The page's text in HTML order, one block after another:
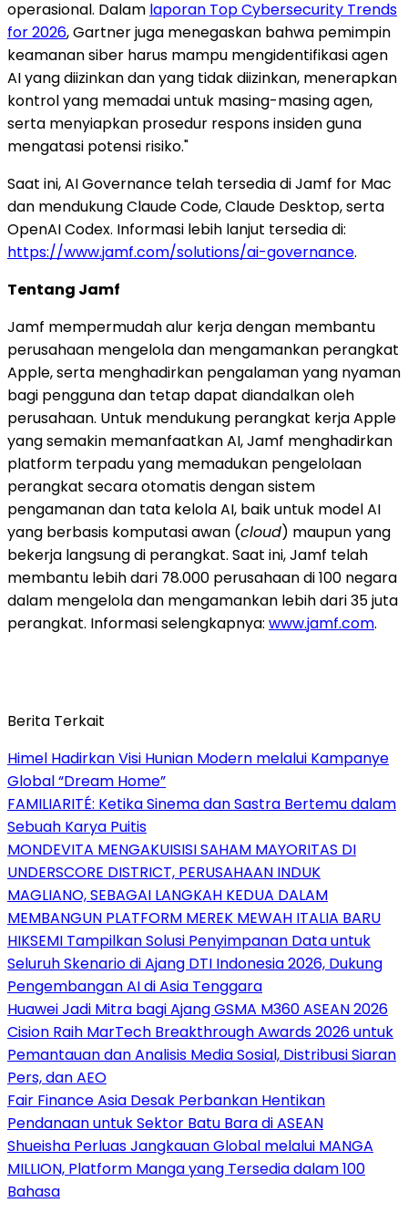
operasional. Dalam laporan Top Cybersecurity Trends
for 2026, Gartner juga menegaskan bahwa pemimpin
keamanan siber harus mampu mengidentifikasi agen
AI yang diizinkan dan yang tidak diizinkan, menerapkan
kontrol yang memadai untuk masing-masing agen,
serta menyiapkan prosedur respons insiden guna
mengatasi potensi risiko."
Saat ini, AI Governance telah tersedia di Jamf for Mac
dan mendukung Claude Code, Claude Desktop, serta
OpenAI Codex. Informasi lebih lanjut tersedia di:
https://www.jamf.com/solutions/ai-governance.
Tentang Jamf
Jamf mempermudah alur kerja dengan membantu
perusahaan mengelola dan mengamankan perangkat
Apple, serta menghadirkan pengalaman yang nyaman
bagi pengguna dan tetap dapat diandalkan oleh
perusahaan. Untuk mendukung perangkat kerja Apple
yang semakin memanfaatkan AI, Jamf menghadirkan
platform terpadu yang memadukan pengelolaan
perangkat secara otomatis dengan sistem
pengamanan dan tata kelola AI, baik untuk model AI
yang berbasis komputasi awan (cloud) maupun yang
bekerja langsung di perangkat. Saat ini, Jamf telah
membantu lebih dari 78.000 perusahaan di 100 negara
dalam mengelola dan mengamankan lebih dari 35 juta
perangkat. Informasi selengkapnya: www.jamf.com.
Berita Terkait
Himel Hadirkan Visi Hunian Modern melalui Kampanye
Global “Dream Home”
FAMILIARITÉ: Ketika Sinema dan Sastra Bertemu dalam
Sebuah Karya Puitis
MONDEVITA MENGAKUISISI SAHAM MAYORITAS DI
UNDERSCORE DISTRICT, PERUSAHAAN INDUK
MAGLIANO, SEBAGAI LANGKAH KEDUA DALAM
MEMBANGUN PLATFORM MEREK MEWAH ITALIA BARU
HIKSEMI Tampilkan Solusi Penyimpanan Data untuk
Seluruh Skenario di Ajang DTI Indonesia 2026, Dukung
Pengembangan AI di Asia Tenggara
Huawei Jadi Mitra bagi Ajang GSMA M360 ASEAN 2026
Cision Raih MarTech Breakthrough Awards 2026 untuk
Pemantauan dan Analisis Media Sosial, Distribusi Siaran
Pers, dan AEO
Fair Finance Asia Desak Perbankan Hentikan
Pendanaan untuk Sektor Batu Bara di ASEAN
Shueisha Perluas Jangkauan Global melalui MANGA
MILLION, Platform Manga yang Tersedia dalam 100
Bahasa